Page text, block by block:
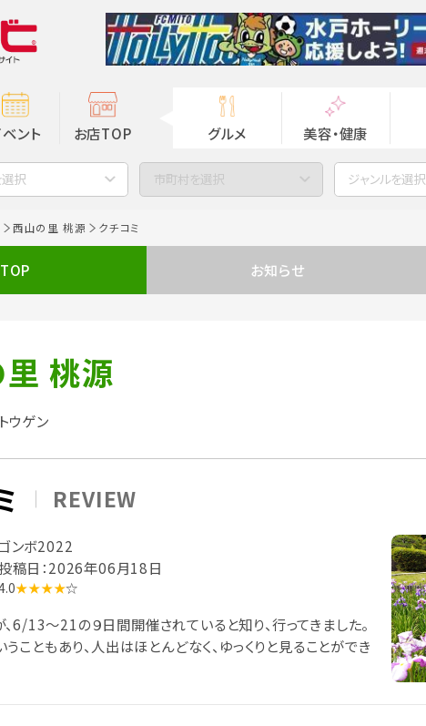
ント お店TOP グルメ 美容・健康
選択 市町村を選択 ジャンルを選択
西山の里 桃源 クチコミ
TOP お知らせ
桃源
ウゲン
REVIEW
ゴンボ2022
稿日：2026年06月18日
★★★★☆
6/13～21の９日間開催されていると知り、行ってきました。
こともあり、人出はほとんどなく、ゆっくりと見ることができ